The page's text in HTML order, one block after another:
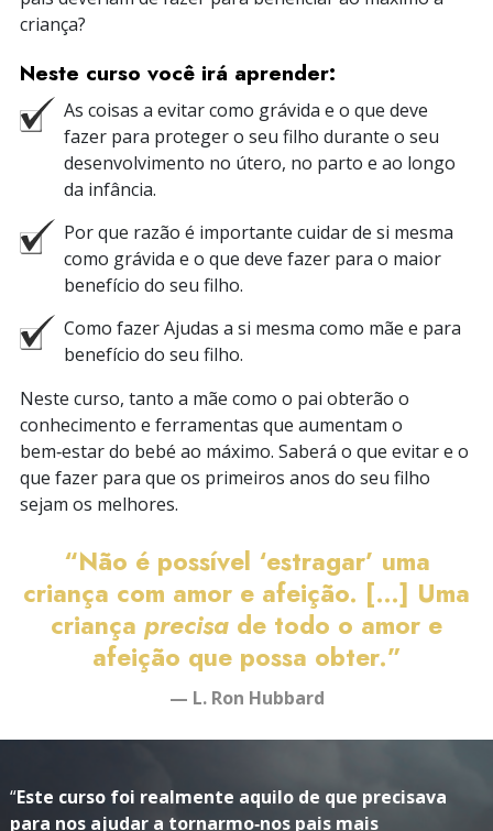
criança?
Neste curso você irá aprender:
As coisas a evitar como grávida e o que deve
fazer para proteger o seu filho durante o seu
desenvolvimento no útero, no parto e ao longo
da infância.
Por que razão é importante cuidar de si mesma
como grávida e o que deve fazer para o maior
benefício do seu filho.
Como fazer Ajudas a si mesma como mãe e para
benefício do seu filho.
Neste curso, tanto a mãe como o pai obterão o
conhecimento e ferramentas que aumentam o
bem‑estar do bebé ao máximo. Saberá o que evitar e o
que fazer para que os primeiros anos do seu filho
sejam os melhores.
“Não é possível ‘estragar’ uma
criança com amor e afeição. […] Uma
criança precisa de todo o amor e
afeição que possa obter.”
— L. Ron Hubbard
“Este curso foi realmente aquilo de que precisava
para nos ajudar a tornarmo‑nos pais mais